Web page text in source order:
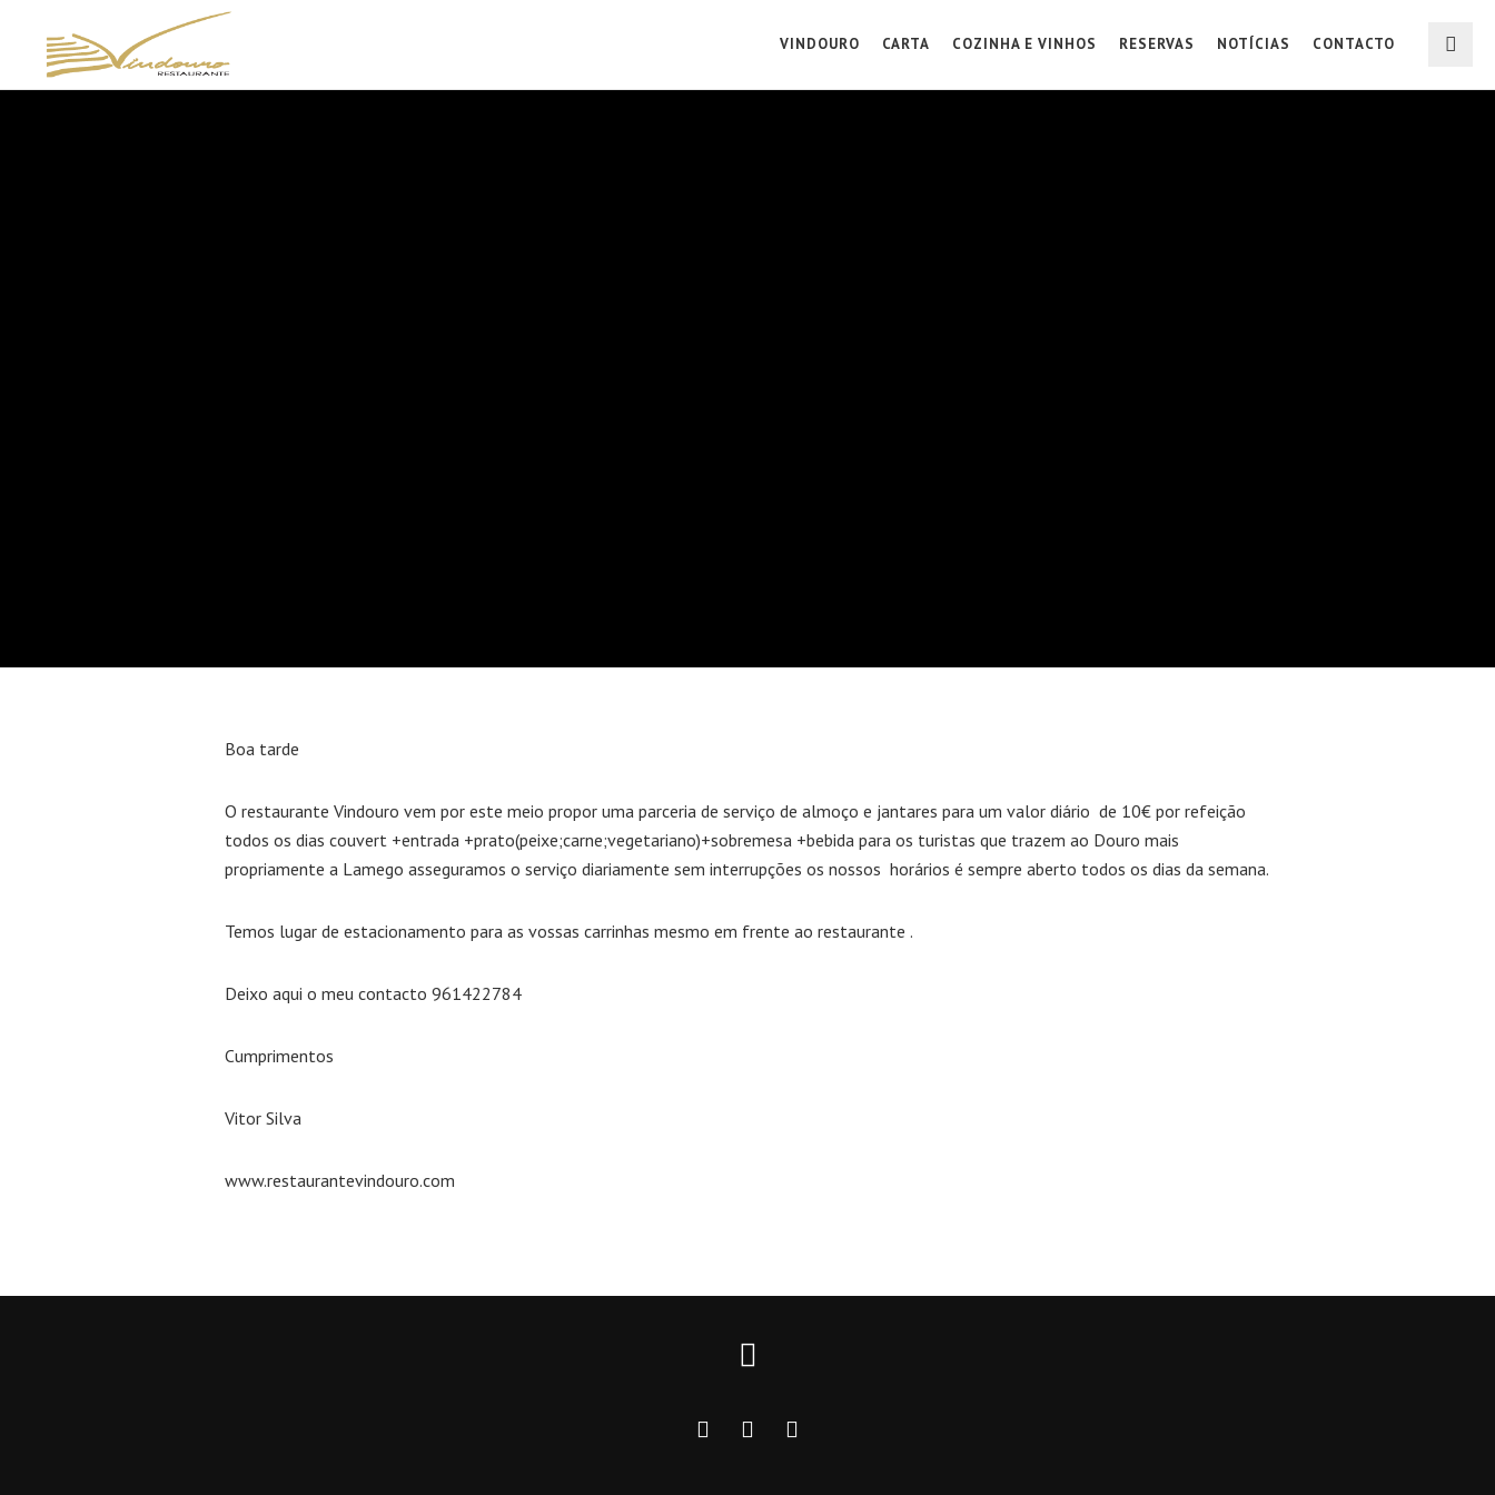
VINDOURO CARTA COZINHA E VINHOS RESERVAS NOTÍCIAS CONTACTO
Boa tarde
O restaurante Vindouro vem por este meio propor uma parceria de serviço de almoço e jantares para um valor diário de 10€ por refeição
todos os dias couvert +entrada +prato(peixe;carne;vegetariano)+sobremesa +bebida para os turistas que trazem ao Douro mais
propriamente a Lamego asseguramos o serviço diariamente sem interrupções os nossos horários é sempre aberto todos os dias da semana.
Temos lugar de estacionamento para as vossas carrinhas mesmo em frente ao restaurante .
Deixo aqui o meu contacto 961422784
Cumprimentos
Vitor Silva
www.restaurantevindouro.com